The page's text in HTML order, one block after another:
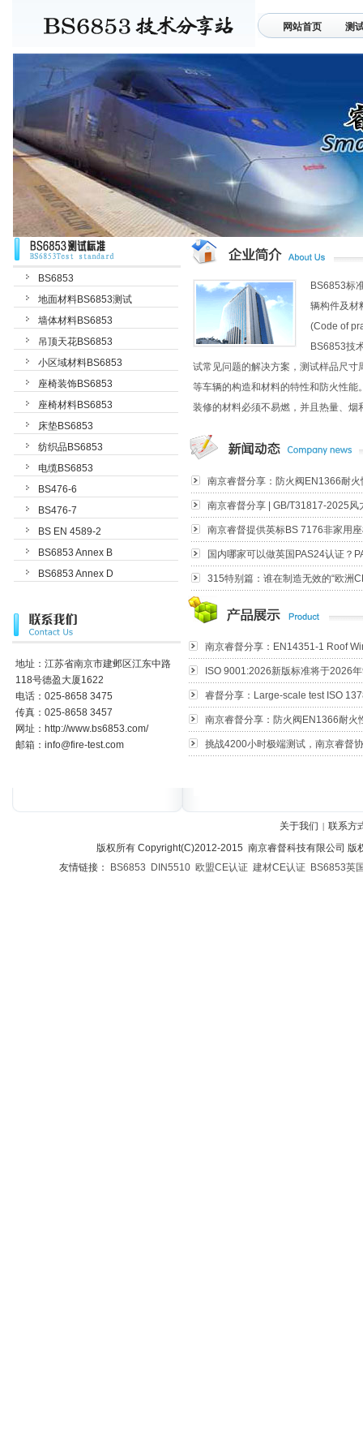
网站首页 测
联系我们
BS6853标
辆构件及材
(Code of
BS6853技
试常见问题的解决方案，测试样品尺
等车辆的构造和材料的特性和防火性
装修的材料必须不易燃，并且热量、
具体用途)-天花板类，墙类，地板类，
火焰传播指数测试，BS476-7火焰蔓
地址：江苏省南京市建邺区江东中路
118号德盈大厦1622
电话：025-8658 3475
传真：025-8658 3457
网址：http://www.bs6853.com/
邮箱：info@fire-test.com
南京睿督分享：防火阀EN1366耐火
南京睿督分享 | GB/T31817-2025风
南京睿督提供英标BS 7176非家用
国内哪家可以做英国PAS24认证？
315特别篇：谁在制造无效的“欧洲
BS6853
地面材料BS6853测试
墙体材料BS6853
吊顶天花BS6853
小区域材料BS6853
座椅装饰BS6853
座椅材料BS6853
床垫BS6853
纺织品BS6853
电缆BS6853
BS476-6
BS476-7
BS EN 4589-2
BS6853 Annex B
BS6853 Annex D
南京睿督分享：EN14351-1 Roof
ISO 9001:2026新版标准将于2026
睿督分享：Large-scale test ISO
南京睿督分享：防火阀EN1366耐火
挑战4200小时极端测试，南京睿督
关于我们 | 联系方
版权所有 Copyright(C)2012-2015 南京睿督科技有限公司
友情链接：
BS6853 DIN5510 欧盟CE认证 建材CE认证 BS6853英